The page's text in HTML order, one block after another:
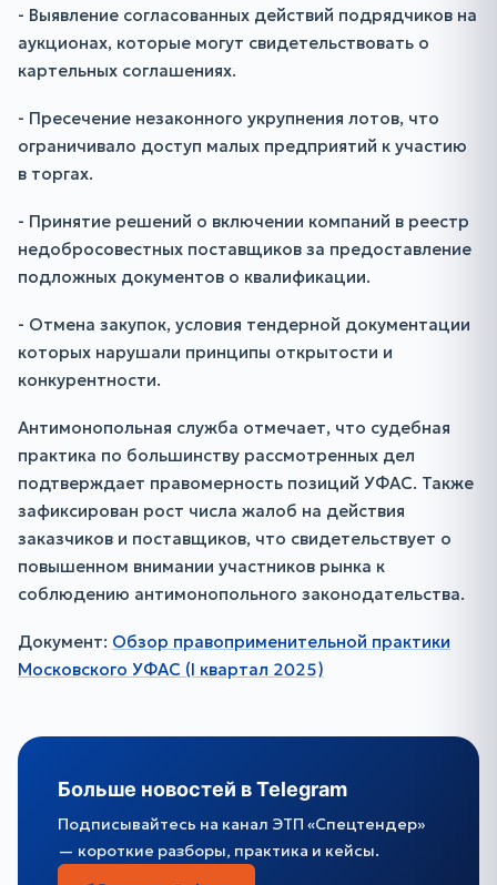
- Выявление согласованных действий подрядчиков на
аукционах, которые могут свидетельствовать о
картельных соглашениях.
- Пресечение незаконного укрупнения лотов, что
ограничивало доступ малых предприятий к участию
в торгах.
- Принятие решений о включении компаний в реестр
недобросовестных поставщиков за предоставление
подложных документов о квалификации.
- Отмена закупок, условия тендерной документации
которых нарушали принципы открытости и
конкурентности.
Антимонопольная служба отмечает, что судебная
практика по большинству рассмотренных дел
подтверждает правомерность позиций УФАС. Также
зафиксирован рост числа жалоб на действия
заказчиков и поставщиков, что свидетельствует о
повышенном внимании участников рынка к
соблюдению антимонопольного законодательства.
Документ: Обзор правоприменительной практики
Московского УФАС (I квартал 2025)
Больше новостей в Telegram
Подписывайтесь на канал ЭТП «Спецтендер»
— короткие разборы, практика и кейсы.